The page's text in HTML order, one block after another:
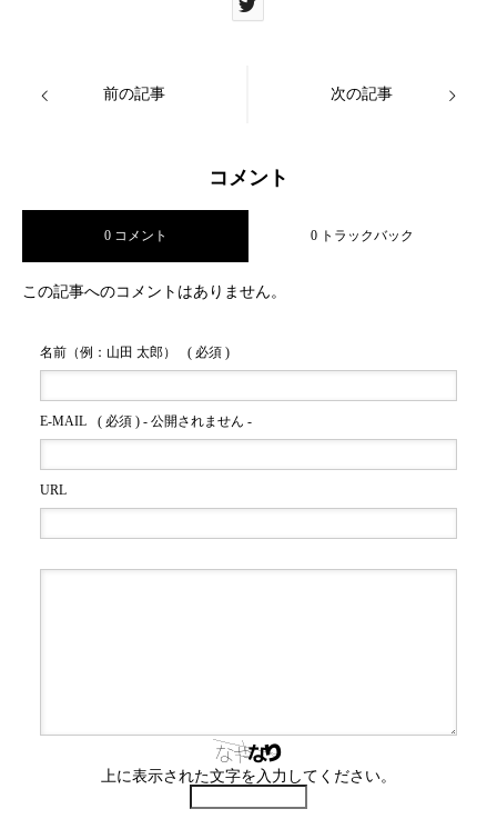
前の記事 次の記事
コメント
0 コメント 0 トラックバック
この記事へのコメントはありません。
名前（例：山田 太郎） ( 必須 )
E-MAIL ( 必須 ) - 公開されません -
URL
上に表示された文字を入力してください。